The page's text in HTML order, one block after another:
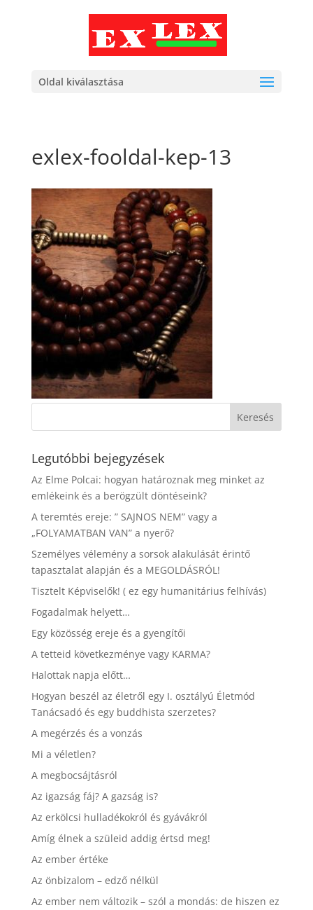
Oldal kiválasztása
exlex-fooldal-kep-13
Legutóbbi bejegyzések
Az Elme Polcai: hogyan határoznak meg minket az
emlékeink és a berögzült döntéseink?
A teremtés ereje: ” SAJNOS NEM” vagy a
„FOLYAMATBAN VAN” a nyerő?
Személyes vélemény a sorsok alakulását érintő
tapasztalat alapján és a MEGOLDÁSRÓL!
Tisztelt Képviselők! ( ez egy humanitárius felhívás)
Fogadalmak helyett…
Egy közösség ereje és a gyengítői
A tetteid következménye vagy KARMA?
Halottak napja előtt…
Hogyan beszél az életről egy I. osztályú Életmód
Tanácsadó és egy buddhista szerzetes?
A megérzés és a vonzás
Mi a véletlen?
A megbocsájtásról
Az igazság fáj? A gazság is?
Az erkölcsi hulladékokról és gyávákról
Amíg élnek a szüleid addig értsd meg!
Az ember értéke
Az önbizalom – edző nélkül
Az ember nem változik – szól a mondás: de hiszen ez